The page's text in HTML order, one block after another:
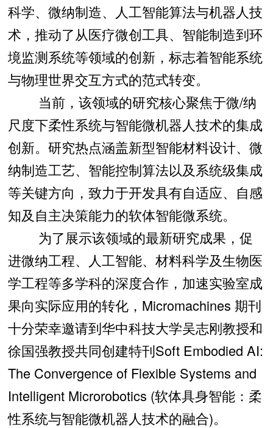
科学、微纳制造、人工智能算法与机器人技
术，推动了从医疗微创工具、智能制造到环
境监测系统等领域的创新，标志着智能系统
与物理世界交互方式的范式转变。
当前，该领域的研究核心聚焦于微/纳
尺度下柔性系统与智能微机器人技术的集成
创新。研究热点涵盖新型智能材料设计、微
纳制造工艺、智能控制算法以及系统级集成
等关键方向，致力于开发具有自适应、自感
知及自主决策能力的软体智能微系统。
为了展示该领域的最新研究成果，促
进微纳工程、人工智能、材料科学及生物医
学工程等多学科的深度合作，加速实验室成
果向实际应用的转化，Micromachines 期刊
十分荣幸邀请到华中科技大学吴志刚教授和
徐国强教授共同创建特刊Soft Embodied AI:
The Convergence of Flexible Systems and
Intelligent Microrobotics (软体具身智能：柔
性系统与智能微机器人技术的融合)。